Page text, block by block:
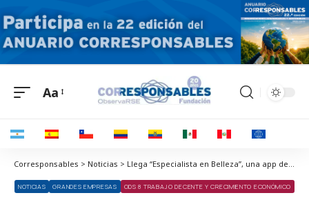
Aa
Corresponsables > Noticias > Llega “Especialista en Belleza”, una app de comercio social
NOTICIAS GRANDES EMPRESAS ODS 8 TRABAJO DECENTE Y CRECIMIENTO ECONÓMICO